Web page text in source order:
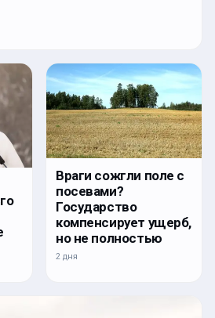
Враги сожгли поле с
посевами?
Государство
компенсирует ущерб,
но не полностью
2 дня